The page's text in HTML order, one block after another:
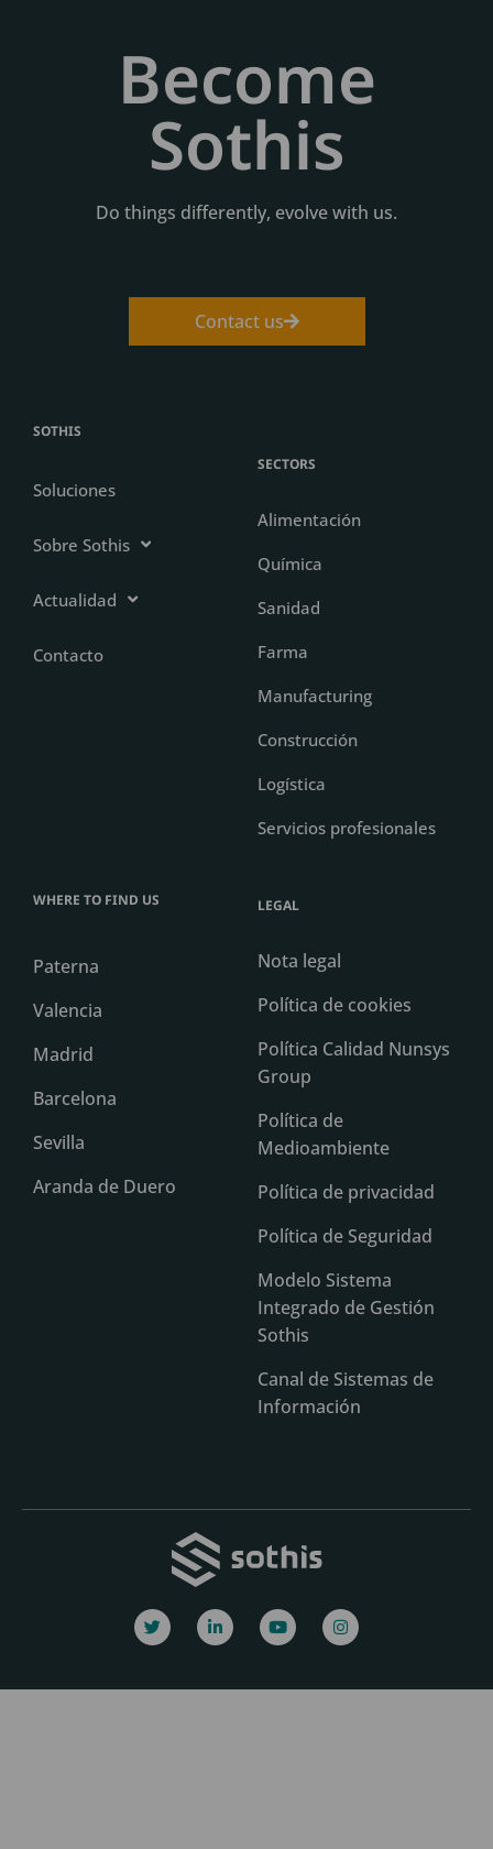
Become
Sothis
Do things differently, evolve with us.
Contact us
SOTHIS
Soluciones
Sobre Sothis
Actualidad
Contacto
SECTORS
Alimentación
Química
Sanidad
Farma
Manufacturing
Construcción
Logística
Servicios profesionales
WHERE TO FIND US
Paterna
Valencia
Madrid
Barcelona
Sevilla
Aranda de Duero
LEGAL
Nota legal
Política de cookies
Política Calidad Nunsys
Group
Política de
Medioambiente
Política de privacidad
Política de Seguridad
Modelo Sistema
Integrado de Gestión
Sothis
Canal de Sistemas de
Información